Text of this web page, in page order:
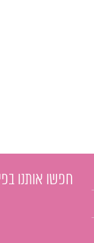
חפשו אותנו